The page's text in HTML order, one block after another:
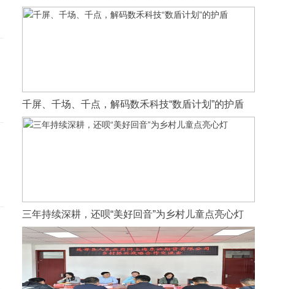
千屏、千场、千点，解码数禾科技“数盾计划”的护盾
三年持续深耕，还呗“美好回音”为乡村儿童点亮心灯